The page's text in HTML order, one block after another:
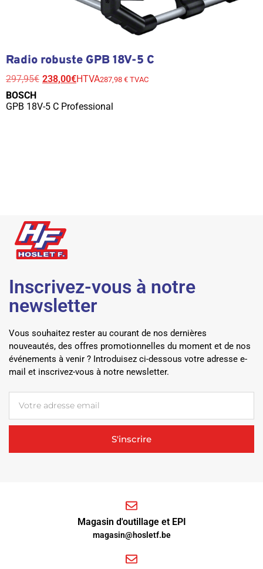
Radio robuste GPB 18V-5 C
297,95€ 238,00€HTVA287,98 € TVAC
BOSCH
GPB 18V-5 C Professional
Inscrivez-vous à notre
newsletter
Vous souhaitez rester au courant de nos dernières
nouveautés, des offres promotionnelles du moment et de nos
événements à venir ? Introduisez ci-dessous votre adresse e-
mail et inscrivez-vous à notre newsletter.
S'inscrire
Magasin d'outillage et EPI
magasin@hosletf.be